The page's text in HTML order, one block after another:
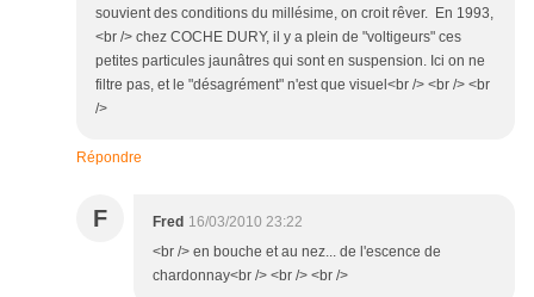
souvient des conditions du millésime, on croit rêver. En 1993,
<br /> chez COCHE DURY, il y a plein de "voltigeurs" ces
petites particules jaunâtres qui sont en suspension. Ici on ne
filtre pas, et le "désagrément" n'est que visuel<br /> <br /> <br
/>
Répondre
F Fred 16/03/2010 23:22
<br /> en bouche et au nez... de l'escence de
chardonnay<br /> <br /> <br />